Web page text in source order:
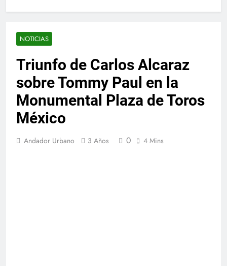
NOTICIAS
Triunfo de Carlos Alcaraz
sobre Tommy Paul en la
Monumental Plaza de Toros
México
Andador Urbano 3 Años 0 4 Mins